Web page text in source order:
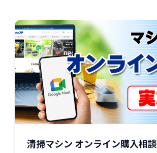
清掃マシン オンライン購入相談